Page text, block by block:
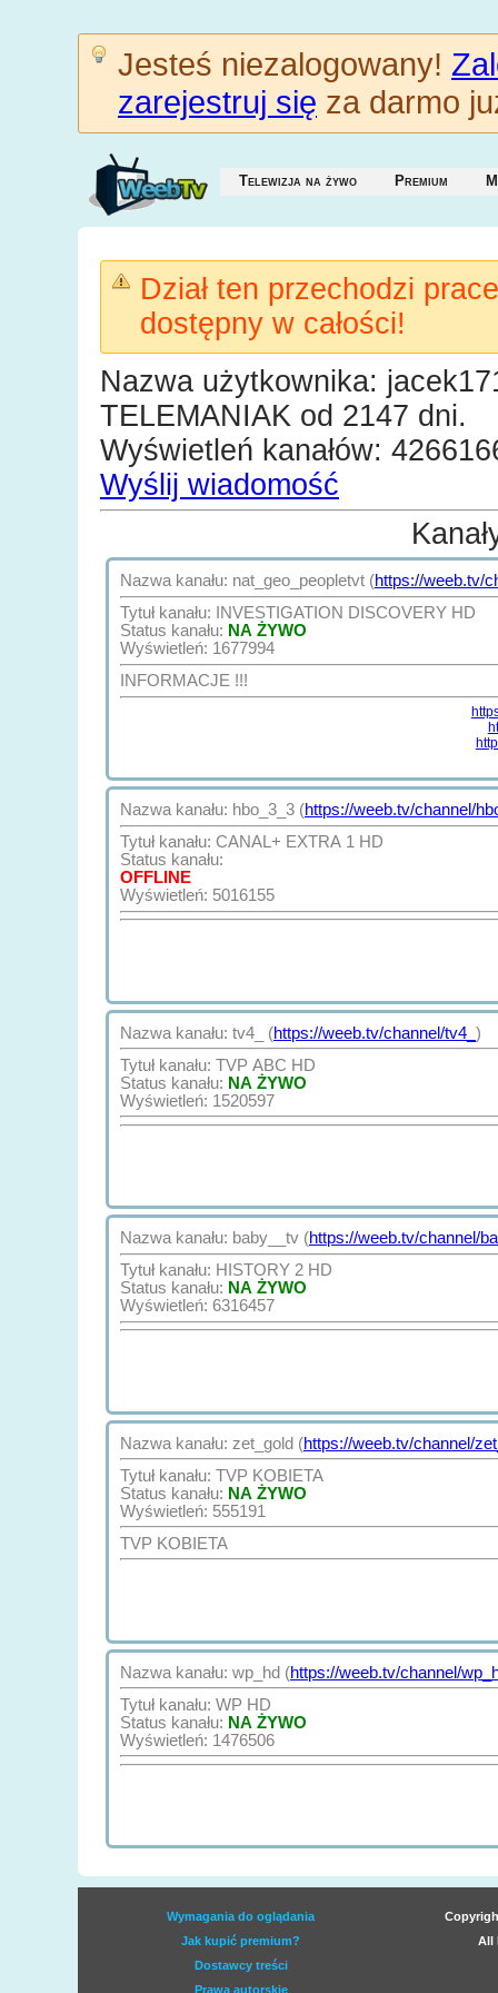
Jesteś niezalogowany!
zarejestruj się za darmo
Telewizja na żywo Premium
Dział ten przechodzi
dostępny w całości!
Nazwa użytkownika:
TELEMANIAK od 2147 dni.
Wyświetleń kanałów:
Wyślij wiadomość
Nazwa kanału: nat_geo_peopletvt (https://weeb.tv/
Tytuł kanału: INVESTIGATION DISCOVERY HD
Status kanału: NA ŻYWO
Wyświetleń: 1677994
INFORMACJE !!!
Nazwa kanału: hbo_3_3 (https://weeb.tv/channel/
Tytuł kanału: CANAL+ EXTRA 1 HD
Status kanału:
OFFLINE
Wyświetleń: 5016155
Nazwa kanału: tv4_ (https://weeb.tv/channel/tv4_ )
Tytuł kanału: TVP ABC HD
Status kanału: NA ŻYWO
Wyświetleń: 1520597
Nazwa kanału: baby__tv (https://weeb.tv/channel/
Tytuł kanału: HISTORY 2 HD
Status kanału: NA ŻYWO
Wyświetleń: 6316457
Nazwa kanału: zet_gold (https://weeb.tv/channel/
Tytuł kanału: TVP KOBIETA
Status kanału: NA ŻYWO
Wyświetleń: 555191
TVP KOBIETA
Nazwa kanału: wp_hd (https://weeb.tv/channel/
Tytuł kanału: WP HD
Status kanału: NA ŻYWO
Wyświetleń: 1476506
Wymagania do oglądania
Jak kupić premium?
Dostawcy treści
Prawa autorskie
All